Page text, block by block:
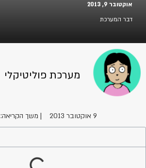
אוקטובר 9, 2013
דבר המערכת
מערכת פוליטיקלי
9 אוקטובר 2013 | משך הקריאה: 3 דקות